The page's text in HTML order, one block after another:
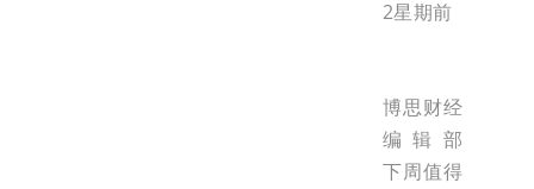
2星期前
博思财经
编辑部
下周值得